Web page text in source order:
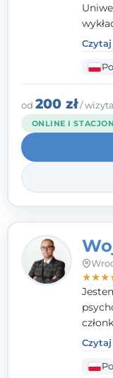
od 200 zł/ wizyta
ONLINE I
★★★
mojej
na